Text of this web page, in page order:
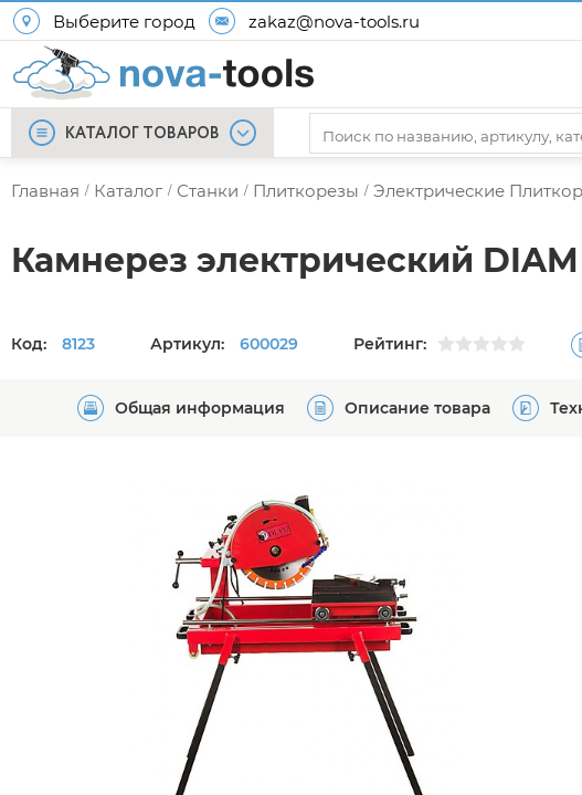
Выберите город zakaz@nova-tools.ru
КАТАЛОГ ТОВАРОВ
Главная / Каталог / Станки / Плиткорезы / Электрические
Камнерез электрический
Код: 8123 Артикул: 600029 Рейтинг:
Общая информация Описание товара